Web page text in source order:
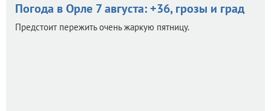
Погода в Орле 7 августа: +36, грозы и град
Предстоит пережить очень жаркую пятницу.